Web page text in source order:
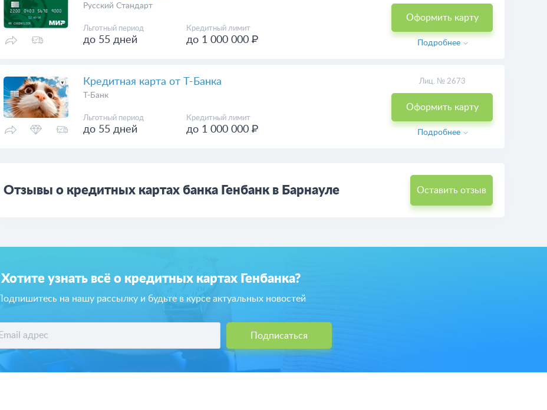
Русский Стандарт
Льготный период
до 55 дней
Кредитный лимит
до 1 000 000 ₽
Оформить карту
Подробнее
Кредитная карта от Т-Банка
Т-Банк
Льготный период
до 55 дней
Кредитный лимит
до 1 000 000 ₽
Лиц. № 2673
Оформить карту
Подробнее
Отзывы о кредитных картах банка Генбанк в Барнауле Оставить отзыв
Хотите узнать всё о кредитных картах Генбанка?
Подпишитесь на нашу рассылку и будьте в курсе актуальных новостей
Подписаться